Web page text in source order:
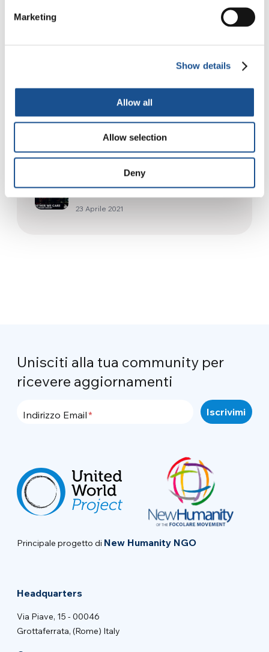
Marketing
Show details
Allow all
Allow selection
Deny
Settimana Mondo Unito 2022 |
Podcast | Episodio #1
14 Giugno 2022
Gen Rosso: un concerto…
#daretocare
23 Aprile 2021
Unisciti alla tua community per
ricevere aggiornamenti
Indirizzo Email
Principale progetto di New Humanity NGO
Headquarters
Via Piave, 15 - 00046
Grottaferrata, (Rome) Italy